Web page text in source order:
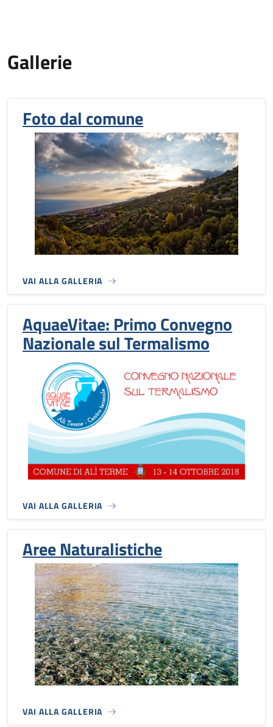
Gallerie
Foto dal comune
VAI ALLA GALLERIA
AquaeVitae: Primo Convegno
Nazionale sul Termalismo
VAI ALLA GALLERIA
Aree Naturalistiche
VAI ALLA GALLERIA